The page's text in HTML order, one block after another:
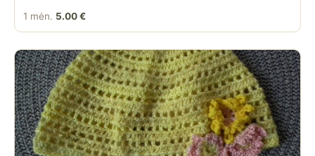
1 mėn. 5.00 €